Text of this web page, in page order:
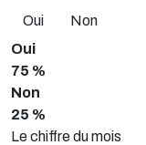
Oui
Non
Oui
75 %
Non
25 %
Le chiffre du mois